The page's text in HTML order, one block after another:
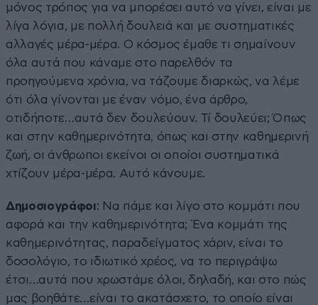
μόνος τρόπος για να μπορέσει αυτό να γίνει, είναι με
λίγα λόγια, με πολλή δουλειά και με συστηματικές
αλλαγές μέρα-μέρα. Ο κόσμος έμαθε τι σημαίνουν
όλα αυτά που κάναμε στο παρελθόν τα
προηγούμενα χρόνια, να τάζουμε διαρκώς, να λέμε
ότι όλα γίνονται με έναν νόμο, ένα άρθρο,
οτιδήποτε…αυτά δεν δουλεύουν. Τί δουλεύει; Όπως
και στην καθημερινότητα, όπως και στην καθημερινή
ζωή, οι άνθρωποι εκείνοι οι οποίοι συστηματικά
χτίζουν μέρα-μέρα. Αυτό κάνουμε.
Δημοσιογράφοι: Να πάμε και λίγο στο κομμάτι που
αφορά και την καθημερινότητα; Ένα κομμάτι της
καθημερινότητας, παραδείγματος χάριν, είναι το
δοσολόγιο, το ιδιωτικό χρέος, να το περιγράψω
έτσι…αυτά που χρωστάμε όλοι, δηλαδή, και στο πώς
μας βοηθάτε…είναι το ακατάσχετο, το οποίο είναι